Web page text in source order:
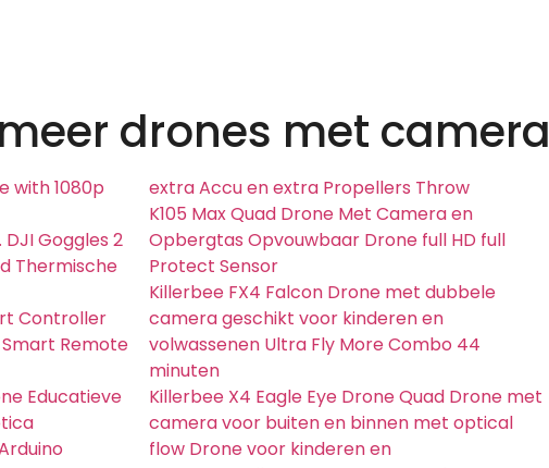
drones met camera
with 1080p
Goggles 2
Thermische
Controller
Smart Remote
Educatieve
extra Accu en extra Propellers Throw
K105 Max Quad Drone Met Camera en
Opbergtas Opvouwbaar Drone full HD full
Protect Sensor
Killerbee FX4 Falcon Drone met dubbele
camera geschikt voor kinderen en
volwassenen Ultra Fly More Combo 44
minuten
Killerbee X4 Eagle Eye Drone Quad Drone met
camera voor buiten en binnen met optical
flow Drone voor kinderen en